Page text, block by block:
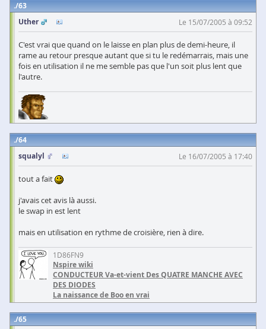
63
Uther
Le 15/07/2005 à 09:52
C'est vrai que quand on le laisse en plan plus de demi-heure, il
rame au retour presque autant que si tu le redémarrais, mais une
fois en utilisation il ne me semble pas que l'un soit plus lent que
l'autre.
64
squalyl
Le 16/07/2005 à 17:40
tout a fait
j'avais cet avis là aussi.
le swap in est lent
mais en utilisation en rythme de croisière, rien à dire.
1D86FN9
Nspire wiki
CONDUCTEUR Va-et-vient Des QUATRE MANCHE AVEC
DES DIODES
La naissance de Boo en vrai
65